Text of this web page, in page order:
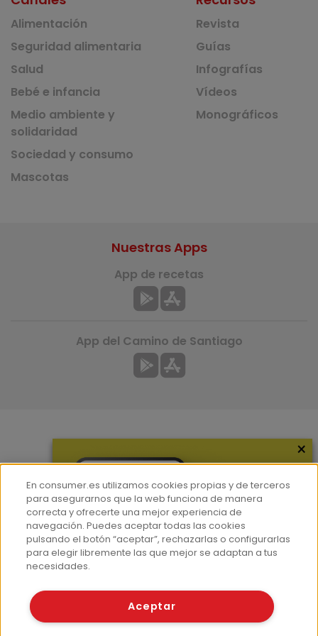
Alimentación
Seguridad alimentaria
Salud
Bebé e infancia
Medio ambiente y
solidaridad
Sociedad y consumo
Mascotas
Revista
Guías
Infografías
Vídeos
Monográficos
Hemeroteca
Contacto
Prensa
Corpus Lingüístico Consumer
Nuestras Apps
App de recetas
App del Camino de Santiago
© Fundación EROSKI
×
En consumer.es utilizamos cookies propias y de terceros
para asegurarnos que la web funciona de manera
correcta y ofrecerte una mejor experiencia de
navegación. Puedes aceptar todas las cookies
pulsando el botón “aceptar”, rechazarlas o configurarlas
para elegir libremente las que mejor se adaptan a tus
necesidades.
Aceptar